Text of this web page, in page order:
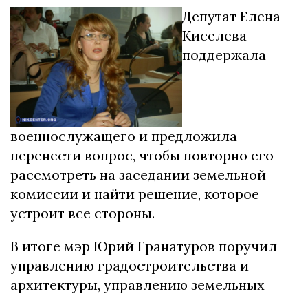
Депутат Елена
Киселева
поддержала
военнослужащего и предложила
перенести вопрос, чтобы повторно его
рассмотреть на заседании земельной
комиссии и найти решение, которое
устроит все стороны.
В итоге мэр Юрий Гранатуров поручил
управлению градостроительства и
архитектуры, управлению земельных